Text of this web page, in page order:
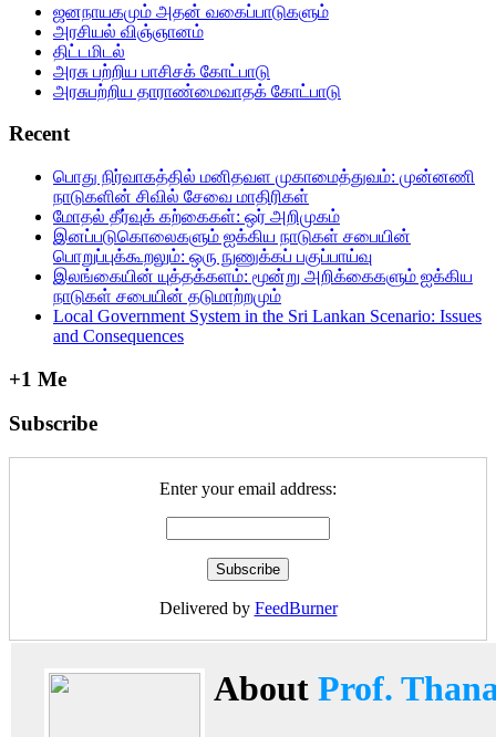
ஜனநாயகமும் அதன் வகைப்பாடுகளும்
அரசியல் விஞ்ஞானம்
திட்டமிடல்
அரசு பற்றிய பாசிசக் கோட்பாடு
அரசுபற்றிய தாராண்மைவாதக் கோட்பாடு
Recent
பொது நிர்வாகத்தில்‌ மனிதவள முகாமைத்துவம்‌: முன்னணி
நாடுகளின்‌ சிவில்‌ சேவை மாதிரிகள்‌
மோதல் தீர்வுக் கற்கைகள்: ஒர் அறிமுகம்
இனப்படுகொலைகளும் ஐக்கிய நாடுகள் சபையின்
பொறுப்புக்கூறலும்: ஒரு நுணுக்கப் பகுப்பாய்வு
இலங்கையின் யுத்தக்களம்: மூன்று அறிக்கைகளும் ஐக்கிய
நாடுகள் சபையின் தடுமாற்றமும்
Local Government System in the Sri Lankan Scenario: Issues
and Consequences
+1 Me
Subscribe
Enter your email address:
Delivered by FeedBurner
About Prof.